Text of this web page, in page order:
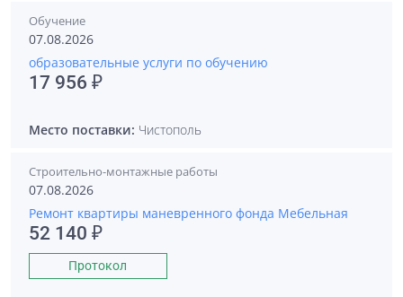
Обучение
07.08.2026
образовательные услуги по обучению
17 956 ₽
Место поставки: Чистополь
Строительно-монтажные работы
07.08.2026
Ремонт квартиры маневренного фонда Мебельная
52 140 ₽
Протокол